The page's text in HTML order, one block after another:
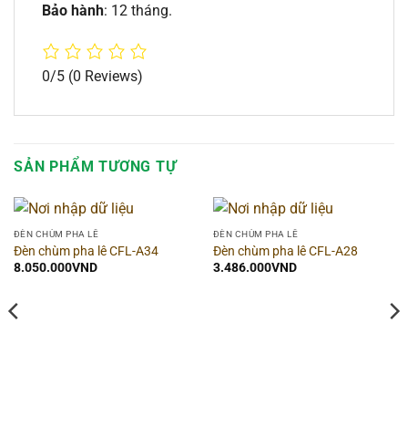
Bảo hành: 12 tháng.
0/5 (0 Reviews)
SẢN PHẨM TƯƠNG TỰ
ĐÈN CHÙM PHA LÊ
Đèn chùm pha lê CFL-A34
8.050.000VND
ĐÈN CHÙM PHA LÊ
Đèn chùm pha lê CFL-A28
3.486.000VND